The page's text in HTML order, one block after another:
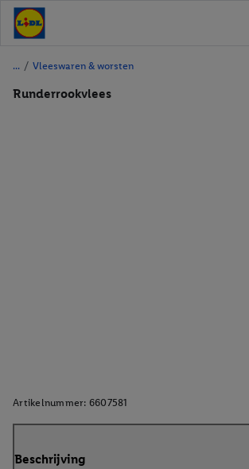
/ Vleeswaren & worsten
Runderrookvlees
Artikelnummer: 6607581
Beschrijving